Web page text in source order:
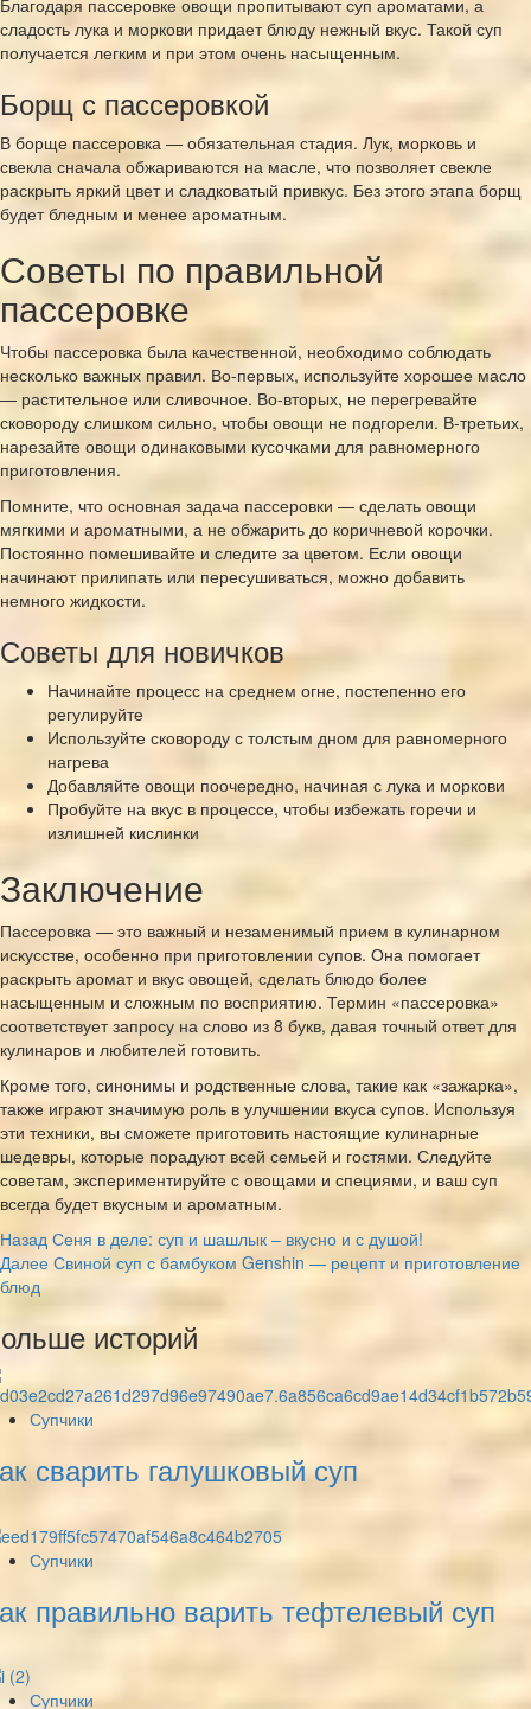
Благодаря пассеровке овощи пропитывают суп ароматами, а
сладость лука и моркови придает блюду нежный вкус. Такой суп
получается легким и при этом очень насыщенным.
Борщ с пассеровкой
В борще пассеровка — обязательная стадия. Лук, морковь и
свекла сначала обжариваются на масле, что позволяет свекле
раскрыть яркий цвет и сладковатый привкус. Без этого этапа борщ
будет бледным и менее ароматным.
Советы по правильной
пассеровке
Чтобы пассеровка была качественной, необходимо соблюдать
несколько важных правил. Во-первых, используйте хорошее масло
— растительное или сливочное. Во-вторых, не перегревайте
сковороду слишком сильно, чтобы овощи не подгорели. В-третьих,
нарезайте овощи одинаковыми кусочками для равномерного
приготовления.
Помните, что основная задача пассеровки — сделать овощи
мягкими и ароматными, а не обжарить до коричневой корочки.
Постоянно помешивайте и следите за цветом. Если овощи
начинают прилипать или пересушиваться, можно добавить
немного жидкости.
Советы для новичков
Начинайте процесс на среднем огне, постепенно его
регулируйте
Используйте сковороду с толстым дном для равномерного
нагрева
Добавляйте овощи поочередно, начиная с лука и моркови
Пробуйте на вкус в процессе, чтобы избежать горечи и
излишней кислинки
Заключение
Пассеровка — это важный и незаменимый прием в кулинарном
искусстве, особенно при приготовлении супов. Она помогает
раскрыть аромат и вкус овощей, сделать блюдо более
насыщенным и сложным по восприятию. Термин «пассеровка»
соответствует запросу на слово из 8 букв, давая точный ответ для
кулинаров и любителей готовить.
Кроме того, синонимы и родственные слова, такие как «зажарка»,
также играют значимую роль в улучшении вкуса супов. Используя
эти техники, вы сможете приготовить настоящие кулинарные
шедевры, которые порадуют всей семьей и гостями. Следуйте
советам, экспериментируйте с овощами и специями, и ваш суп
всегда будет вкусным и ароматным.
Post
Navigation
Назад Сеня в деле: суп и шашлык – вкусно и с душой!
Далее Свиной суп с бамбуком Genshin — рецепт и приготовление
блюд
историй
Супчики
сварить галушковый суп
Супчики
правильно варить тефтелевый суп
Супчики